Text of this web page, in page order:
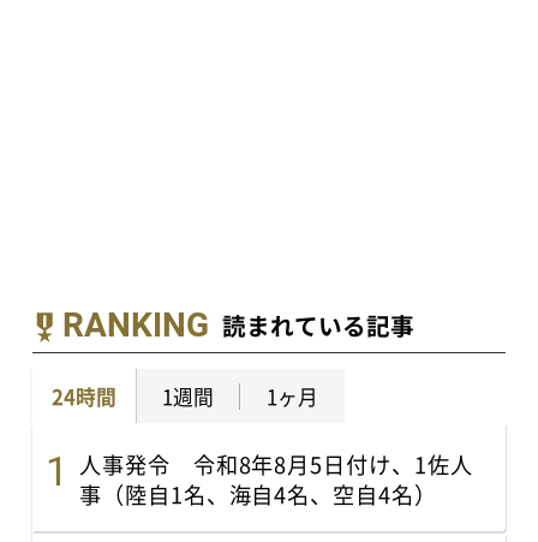
RANKING 読まれている記事
24時間 1週間 1ヶ月
人事発令 令和8年8月5日付け、1佐人
事（陸自1名、海自4名、空自4名）